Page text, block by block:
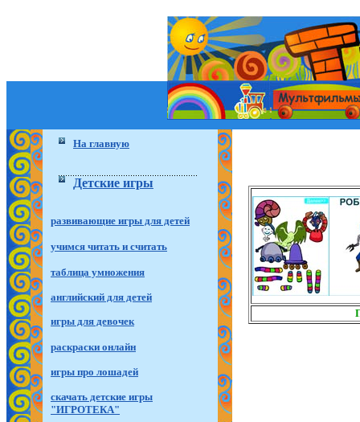
На главную
Детские игры
развивающие игры для детей
учимся читать и считать
таблица умножения
английский для детей
игры для девочек
раскраски онлайн
игры про лошадей
скачать детские игры
"ИГРОТЕКА"